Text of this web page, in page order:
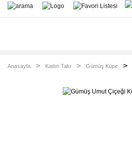
Anasayfa Kadın Takı Gümüş Küpe